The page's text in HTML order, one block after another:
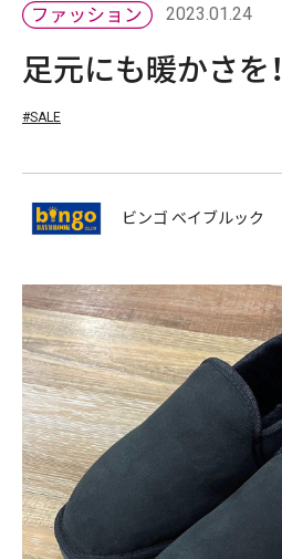
2023.01.24
足元にも暖かさを！
#SALE
ビンゴ ベイブルック